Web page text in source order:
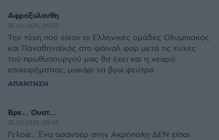
Αφροξυλανθη
25.05.2025, 09:55
Την τύχη πού είχαν οι Ελληνικές ομάδες Ολυμπιακός
και Παναθηναϊκός στο φάιναλ φορ μετά τις ευχές
τού πρωθυπουργού μας θα έχει και η νεαρά
επιχειρήματιας, μακάρι να βγω ψεύτρα
ΑΠΑΝΤΗΣΗ
Βρε... Ουστ...
25.05.2025, 09:38
Γελοίε.. Ένα ασανσέρ στην Ακρόπολη ΔΕΝ είσαι